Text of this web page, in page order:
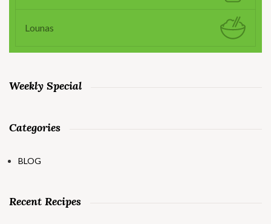
Lounas
Weekly Special
Categories
BLOG
Recent Recipes